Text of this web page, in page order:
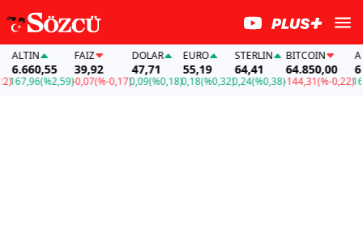
(%2,59)
FAİZ
39,92
-0,07(%-0,17)
DOLAR
47,71
0,09(%0,18)
EURO
55,19
0,18(%0,32)
STERLIN
64,41
0,24(%0,38)
BITCOIN
64.850,00
-144,31(%-0,22)